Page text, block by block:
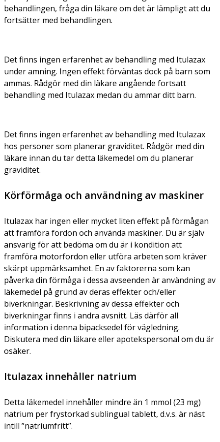
behandlingen, fråga din läkare om det är lämpligt att du
fortsätter med behandlingen.
Det finns ingen erfarenhet av behandling med Itulazax
under amning. Ingen effekt förväntas dock på barn som
ammas. Rådgör med din läkare angående fortsatt
behandling med Itulazax medan du ammar ditt barn.
Det finns ingen erfarenhet av behandling med Itulazax
hos personer som planerar graviditet. Rådgör med din
läkare innan du tar detta läkemedel om du planerar
graviditet.
Körförmåga och användning av maskiner
Itulazax har ingen eller mycket liten effekt på förmågan
att framföra fordon och använda maskiner. Du är själv
ansvarig för att bedöma om du är i kondition att
framföra motorfordon eller utföra arbeten som kräver
skärpt uppmärksamhet. En av faktorerna som kan
påverka din förmåga i dessa avseenden är användning av
läkemedel på grund av deras effekter och/eller
biverkningar. Beskrivning av dessa effekter och
biverkningar finns i andra avsnitt. Läs därför all
information i denna bipacksedel för vägledning.
Diskutera med din läkare eller apotekspersonal om du är
osäker.
Itulazax innehåller natrium
Detta läkemedel innehåller mindre än 1 mmol (23 mg)
natrium per frystorkad sublingual tablett, d.v.s. är näst
intill ”natriumfritt”.